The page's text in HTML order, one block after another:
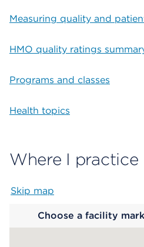
Measuring quality and
HMO quality ratings
Programs and classes
Health topics
Where I practice
Skip map
Choose a facility